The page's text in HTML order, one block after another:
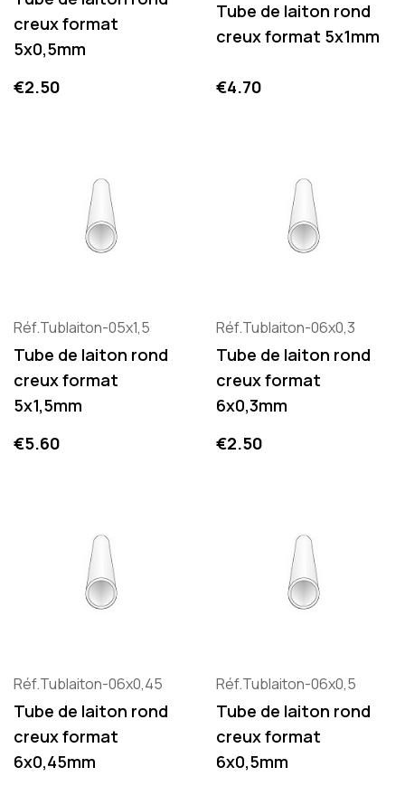
creux format
5x0,5mm
Price
€2.50
Tube de laiton rond
creux format 5x1mm
Price
€4.70
Réf.Tublaiton-05x1,5
Tube de laiton rond
creux format
5x1,5mm
Price
€5.60
Réf.Tublaiton-06x0,3
Tube de laiton rond
creux format
6x0,3mm
Price
€2.50
Réf.Tublaiton-06x0,45
Tube de laiton rond
creux format
6x0,45mm
Réf.Tublaiton-06x0,5
Tube de laiton rond
creux format
6x0,5mm